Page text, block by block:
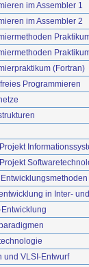
im Assembler 1
im Assembler 2
(Fortran)
Programmieren
in Inter-
und VLSI-Entwurf